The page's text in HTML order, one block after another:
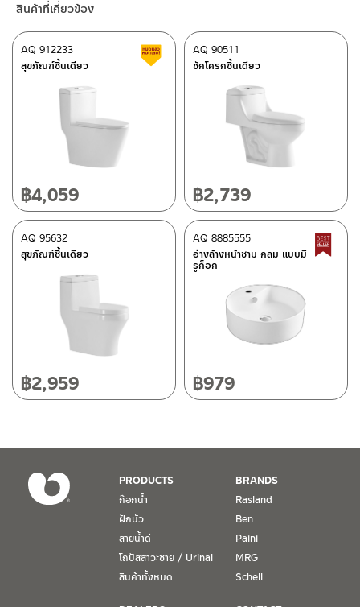
ศูนย์บริการและอะไหล่ กรุงเทพฯ
662/61-62 ถนน พระราม3 แขวงบางโพงพาง เขตยานนาวา กรุงเทพฯ
โทร: 02-358-0080 / 080-075-8668 / 091-545-0556
ศูนย์บริการและอะไหล่
118/33 โครงการอรสิริน ม.8 ต.สันปูเลย อ.ดอยสะเก็ด เชียงใหม่
โทร: 080-075-2626
วันและเวลาทำการ
วันจันทร์ – วันศุกร์ เวลา 8:30-17:30 น.
วันเสาร์ เวลา 8:30-15:00 น.
1. การรับประกัน จะต้องมีหลักฐานการซื้อ หรือ ใบเสร็จ โดยทางบริษัทฯ
ขอตรวจสอบโดยนับวันซื้อขายเป็นสำคัญ ทางบริษัทฯ ไม่สามารถให้
เงื่อนไขการรับประกันสินค้าได้ หากไม่มีเอกสารดังกล่าว
2. การรับประกันสินค้า จะรับประกันฉพาะสินค้าที่อยู่ในสภาพการใช้งาน
ปกติ หากมีตำหนิ ชำรุด ร้าว ตกพื้น หรือสภาพภายนอกอยู่ในสภาพที่ใช้
– Shopee
–Lazada
ติดต่อพนักงานขาย / Contact Sales Staff
@charnpaiboon.sales
ติดต่อ ชาญไพบูลย์ / Contact Us คลิกที่นี่
สินค้าที่เกี่ยวข้อง
สุขภัณฑ์ชิ้นเดียว
AQ 912233 สินค้าลดราคา เคลียร์สต็อก
฿4,059
ชักโครกชิ้นเดียว
AQ 90511
฿2,739
สุขภัณฑ์ชิ้นเดียว
AQ 95632
฿2,959
อ่างล้างหน้าชาม กลม แบบมี
รูก็อก
AQ 8885555
฿979
PRODUCTS
ก๊อกน้ำ
ฝักบัว
สายน้ำดี
โถปัสสาวะชาย / Urinal
สินค้าทั้งหมด
BRANDS
Rasland
Ben
Paini
MRG
Schell